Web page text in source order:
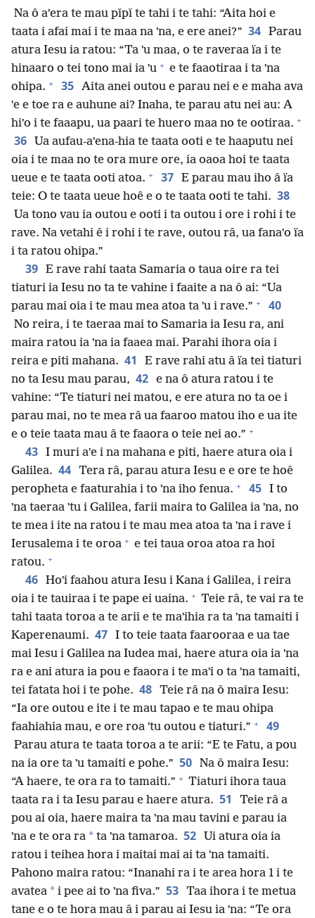
Na ô aˈera te mau pǐpǐ te tahi i te tahi: “Aita hoi e
taata i afai mai i te maa na ˈna, e ere anei?” 34 Parau
atura Iesu ia ratou: “Ta ˈu maa, o te raveraa ïa i te
hinaaro o tei tono mai ia ˈu + e te faaotiraa i ta ˈna
ohipa. + 35 Aita anei outou e parau nei e e maha ava
ˈe e toe ra e auhune ai? Inaha, te parau atu nei au: A
hiˈo i te faaapu, ua paari te huero maa no te ootiraa. +
36
Ua aufau-aˈena-hia te taata ooti e te haaputu nei
oia i te maa no te ora mure ore, ia oaoa hoi te taata
ueue e te taata ooti atoa. + 37 E parau mau iho â ïa
teie: O te taata ueue hoê e o te taata ooti te tahi. 38
Ua tono vau ia outou e ooti i ta outou i ore i rohi i te
rave. Na vetahi ê i rohi i te rave, outou râ, ua fanaˈo ïa
i ta ratou ohipa.”
39 E rave rahi taata Samaria o taua oire ra tei
tiaturi ia Iesu no ta te vahine i faaite a na ô ai: “Ua
parau mai oia i te mau mea atoa ta ˈu i rave.” + 40
No reira, i te taeraa mai to Samaria ia Iesu ra, ani
maira ratou ia ˈna ia faaea mai. Parahi ihora oia i
reira e piti mahana. 41
E rave rahi atu â ïa tei tiaturi
no ta Iesu mau parau, 42 e na ô atura ratou i te
vahine: “Te tiaturi nei matou, e ere atura no ta oe i
parau mai, no te mea râ ua faaroo matou iho e ua ite
e o teie taata mau â te faaora o teie nei ao.” +
43 I muri aˈe i na mahana e piti, haere atura oia i
Galilea. 44 Tera râ, parau atura Iesu e e ore te hoê
peropheta e faaturahia i to ˈna iho fenua. + 45 I to
ˈna taeraa ˈtu i Galilea, farii maira to Galilea ia ˈna, no
te mea i ite na ratou i te mau mea atoa ta ˈna i rave i
Ierusalema i te oroa + e tei taua oroa atoa ra hoi
ratou. +
46 Hoˈi faahou atura Iesu i Kana i Galilea, i reira
oia i te tauiraa i te pape ei uaina. + Teie râ, te vai ra te
tahi taata toroa a te arii e te maˈihia ra ta ˈna tamaiti i
Kaperenaumi. 47 I to teie taata faarooraa e ua tae
mai Iesu i Galilea na Iudea mai, haere atura oia ia ˈna
ra e ani atura ia pou e faaora i te maˈi o ta ˈna tamaiti,
tei fatata hoi i te pohe. 48 Teie râ na ô maira Iesu:
“Ia ore outou e ite i te mau tapao e te mau ohipa
faahiahia mau, e ore roa ˈtu outou e tiaturi.” + 49
Parau atura te taata toroa a te arii: “E te Fatu, a pou
na ia ore ta ˈu tamaiti e pohe.” 50 Na ô maira Iesu:
“A haere, te ora ra to tamaiti.” + Tiaturi ihora taua
taata ra i ta Iesu parau e haere atura. 51
Teie râ a
pou ai oia, haere maira ta ˈna mau tavini e parau ia
ˈna e te ora ra * ta ˈna tamaroa. 52
Ui atura oia ia
ratou i teihea hora i maitai mai ai ta ˈna tamaiti.
Pahono maira ratou: “Inanahi ra i te area hora 1 i te
avatea * i pee ai to ˈna fiva.” 53 Taa ihora i te metua
tane e o te hora mau â i parau ai Iesu ia ˈna: “Te ora